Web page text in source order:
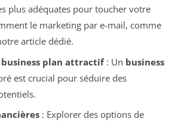
plus adéquates pour toucher votre
le marketing par e-mail, comme
article dédié.
business plan attractif: Un business
est crucial pour séduire des
: Explorer des options de